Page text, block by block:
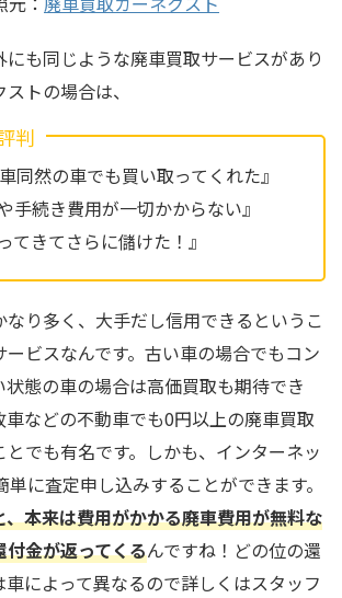
にも同じような廃車買取サービスがあり
トの場合は、
判
同然の車でも買い取ってくれた』
手続き費用が一切かからない』
てきてさらに儲けた！』
なり多く、大手だし信用できるというこ
ービスなんです。古い車の場合でもコン
態の車の場合は高価買取も期待でき
車などの不動車でも0円以上の廃車買取
でも有名です。しかも、インターネッ
単に査定申し込みすることができます。
本来は費用がかかる廃車費用が無料な
金が返ってくるんですね！どの位の還
によって異なるので詳しくはスタッフ